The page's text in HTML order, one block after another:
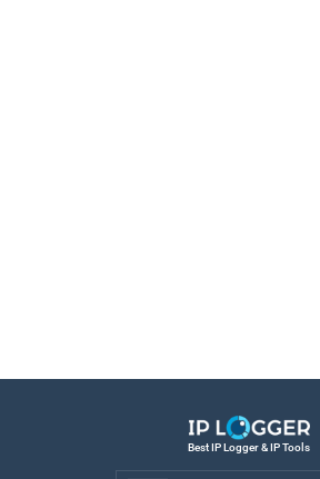
Best IP Logger & IP Tools